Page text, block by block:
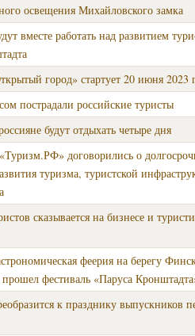
освещения Михайловского замка
вместе работать над развитием
город» стартует 20 июня 2023
пострадали российские туристы
будут отдыхать четыре дня
договорились о
туризма, туристской
сказывается на бизнесе и
феерия на берегу
фестиваль «Паруса
к празднику выпускников